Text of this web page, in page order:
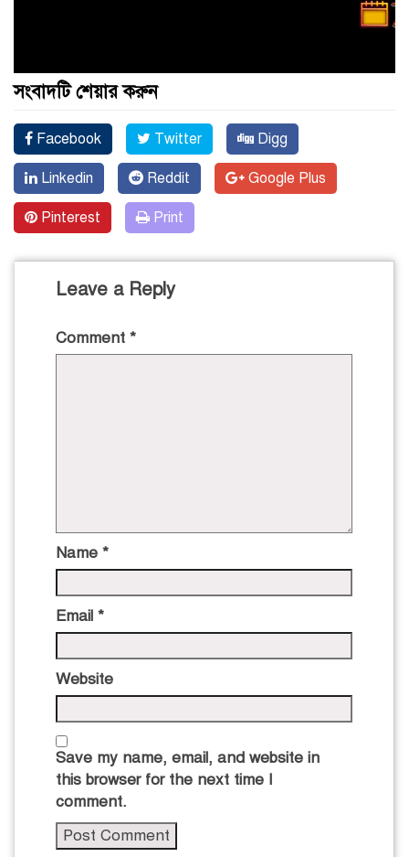
সংবাদটি শেয়ার করুন
Facebook Twitter Digg
Linkedin Reddit Google Plus
Pinterest Print
Leave a Reply
Comment *
Name *
Email *
Website
Save my name, email, and website in
this browser for the next time I
comment.